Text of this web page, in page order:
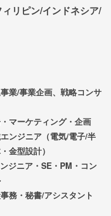
リピン/インドネシア/
業/事業企画、戦略コンサ
マーケティング・企画
ンジニア（電気/電子/半
金型設計）
ジニア・SE・PM・コン
務・秘書/アシスタント